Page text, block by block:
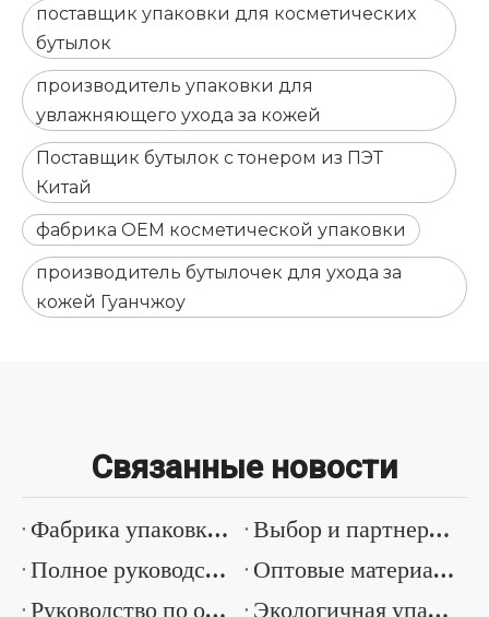
поставщик упаковки для косметических
бутылок
производитель упаковки для
увлажняющего ухода за кожей
Поставщик бутылок с тонером из ПЭТ
Китай
фабрика OEM косметической упаковки
производитель бутылочек для ухода за
кожей Гуанчжоу
Связанные новости
Фабрика упаковки солнцезащитного крема Китай Руководство по поиску и качеству
Выбор и партнерство оптового поставщика упаковки для солнцезащитных кремов
Полное руководство по солнцезащитному крему для оптовой продажи косметической упаковки
Оптовые материалы и дизайн бутылок солнцезащитного крема
Руководство по оптовым закупкам и выбору солнцезащитной упаковки
Экологичная упаковка для солнцезащитного крема. Подробное руководство по материалам.